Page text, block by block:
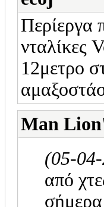
Περίεργα
νταλίκες
12μετρο
Man
(05-
από